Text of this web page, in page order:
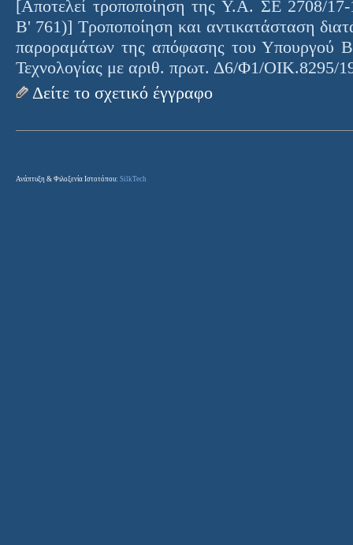
[Αποτελεί τροποποίηση της Υ.Α. ΣΕ 2708/
Β' 761)] Τροποποίηση και αντικατάσταση
παροραμάτων της απόφασης του Υπουργού
Τεχνολογίας με αριθ. πρωτ. Δ6/Φ1/ΟΙΚ.8295/
Δείτε το σχετικό έγγραφο
Ανάπτυξη & Φιλοξενία Ιστοτόπου: SilkTech